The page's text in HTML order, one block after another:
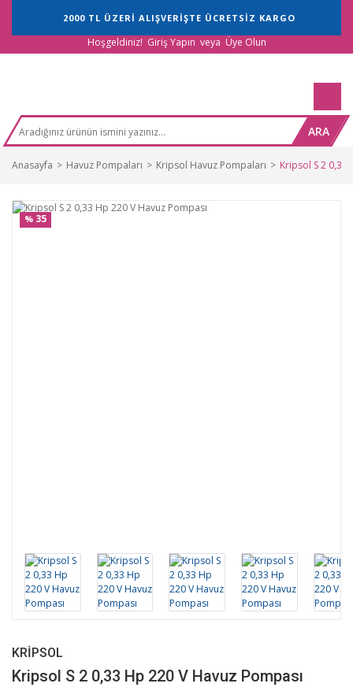
2000 TL ÜZERİ ALIŞVERİŞTE ÜCRETSİZ KARGO
Hoşgeldiniz! Giriş Yapın veya Üye Olun
ARA
Anasayfa Havuz Pompaları Kripsol Havuz Pompaları Kripsol S 2 0,33
% 35
KRIPSOL
Kripsol S 2 0,33 Hp 220 V Havuz Pompası